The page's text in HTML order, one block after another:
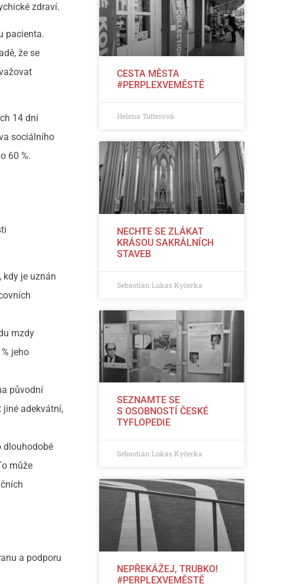
zdraví.
pacienta.
že se
14 dní
sociálního
60 %.
je uznán
mzdy
jeho
původní
adekvátní,
dlouhodobé
může
a podporu
CESTA MĚSTA
#PERPLEXVEMĚSTĚ
Helena Tutterová
NECHTE SE ZLÁKAT
KRÁSOU SAKRÁLNÍCH
STAVEB
Sebastián Lukas Kyčerka
SEZNAMTE SE
S OSOBNOSTÍ ČESKÉ
TYFLOPEDIE
Sebastián Lukas Kyčerka
NEPŘEKÁŽEJ, TRUBKO!
#PERPLEXVEMĚSTĚ